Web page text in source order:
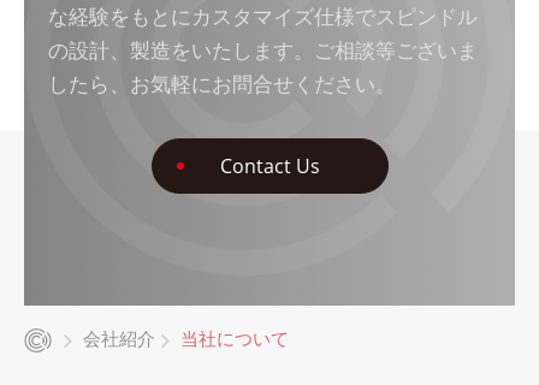
な経験をもとにカスタマイズ仕様でスピンドル
の設計、製造をいたします。ご相談等ございま
したら、お気軽にお問合せください。
Contact Us
会社紹介 当社について